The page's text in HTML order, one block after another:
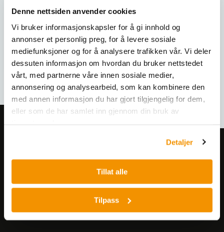
Denne nettsiden anvender cookies
Vi bruker informasjonskapsler for å gi innhold og
annonser et personlig preg, for å levere sosiale
mediefunksjoner og for å analysere trafikken vår. Vi deler
dessuten informasjon om hvordan du bruker nettstedet
vårt, med partnerne våre innen sosiale medier,
annonsering og analysearbeid, som kan kombinere den
med annen informasjon du har gjort tilgjengelig for dem,
eller som de har samlet inn gjennom din bruk av
Detaljer
Tillat alle
Tilpass
Varianter
Få informasjon om produkter,
arrangementer og kampanjer.
Meld på nyhetsbrev